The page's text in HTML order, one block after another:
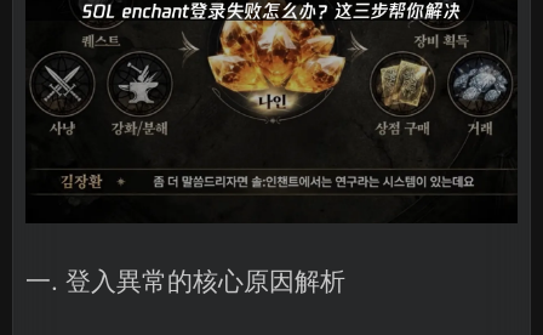
一. 登入異常的核心原因解析